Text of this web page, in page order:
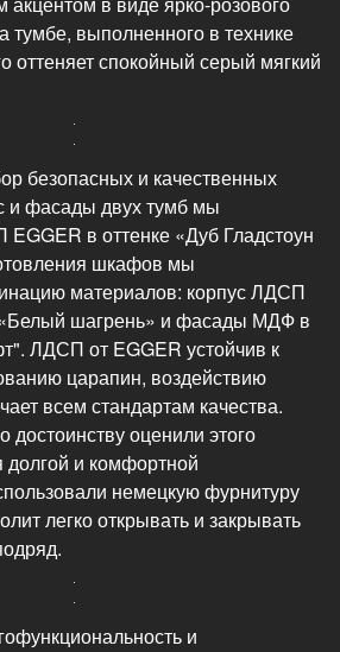
тумбе, выполненного в технике
оттеняет спокойный серый мягкий
безопасных и качественных
и фасады двух тумб мы
в оттенке «Дуб Гладстоун
шкафов мы
материалов: корпус ЛДСП
шагрень» и фасады МДФ в
ЛДСП от EGGER устойчив к
царапин, воздействию
всем стандартам качества.
достоинству оценили этого
долгой и комфортной
немецкую фурнитуру
легко открывать и закрывать
и